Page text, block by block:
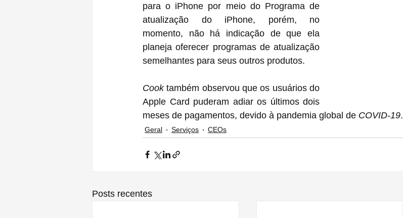
para o iPhone por meio do Programa de
atualização do iPhone, porém, no
momento, não há indicação de que ela
planeja oferecer programas de atualização
semelhantes para seus outros produtos.
Cook também observou que os usuários do
Apple Card puderam adiar os últimos dois
meses de pagamentos, devido à pandemia global de COVID-19.
Geral Serviços CEOs
Posts recentes